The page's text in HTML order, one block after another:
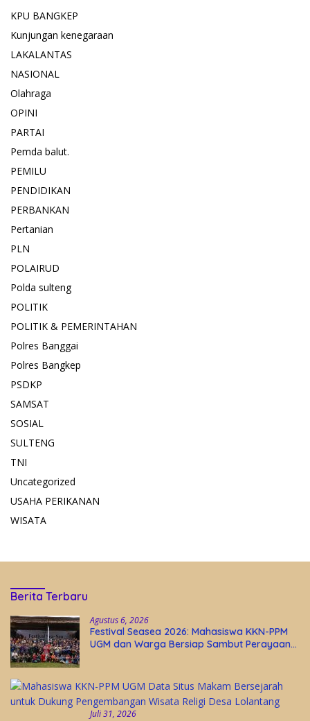
KPU BANGKEP
Kunjungan kenegaraan
LAKALANTAS
NASIONAL
Olahraga
OPINI
PARTAI
Pemda balut.
PEMILU
PENDIDIKAN
PERBANKAN
Pertanian
PLN
POLAIRUD
Polda sulteng
POLITIK
POLITIK & PEMERINTAHAN
Polres Banggai
Polres Bangkep
PSDKP
SAMSAT
SOSIAL
SULTENG
TNI
Uncategorized
USAHA PERIKANAN
WISATA
Berita Terbaru
Agustus 6, 2026
Festival Seasea 2026: Mahasiswa KKN-PPM
UGM dan Warga Bersiap Sambut Perayaan
Juli 31, 2026